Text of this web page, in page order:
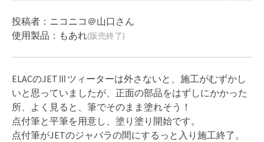
投稿者：ニコニコ＠山口さん
使用製品：もあれ(販売終了)
ELACのJETⅢツィーターは外さないと、施工がむずかし
いと思っていましたが、正面の部品をはずしにかかった
所、よく見ると、筆でそのまま塗れそう！
点付筆と平筆を用意し、塗り塗り開始です。
点付筆がJETのジャバラの間にするっと入り施工終了。